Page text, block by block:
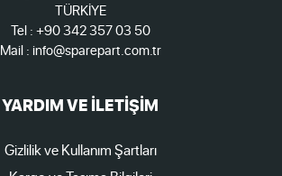
TÜRKİYE
Tel : +90 342 357 03 50
Mail : info@sparepart.com.tr
YARDIM VE İLETİŞİM
Gizlilik ve Kullanım Şartları